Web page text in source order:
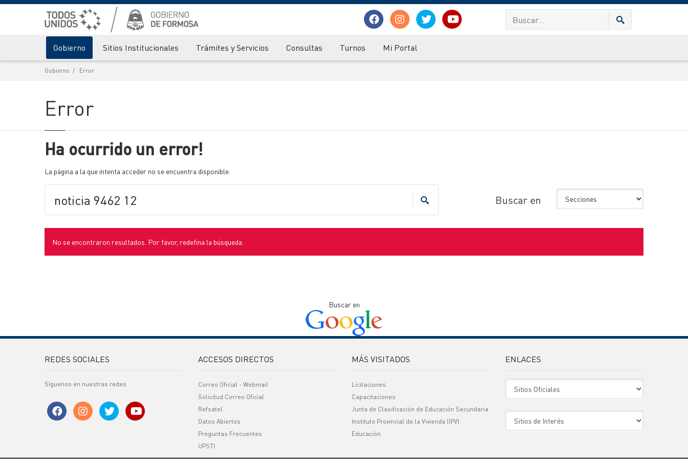
Gobierno Sitios Institucionales Trámites y Servicios Consultas Turnos Mi Portal
Gobierno Error
Error
Ha ocurrido un error!
La página a la que intenta acceder no se encuentra disponible.
Buscar en
No se encontraron resultados. Por favor, redefina la búsqueda.
Buscar en
REDES SOCIALES
Síguenos en nuestras redes
ACCESOS DIRECTOS
Correo Oficial - Webmail
Solicitud Correo Oficial
Refsatel
Datos Abiertos
Preguntas Frecuentes
UPSTI
MÁS VISITADOS
Licitaciones
Capacitaciones
Junta de Clasificación de Educación Secundaria
Instituto Provincial de la Vivienda (IPV)
Educación
ENLACES